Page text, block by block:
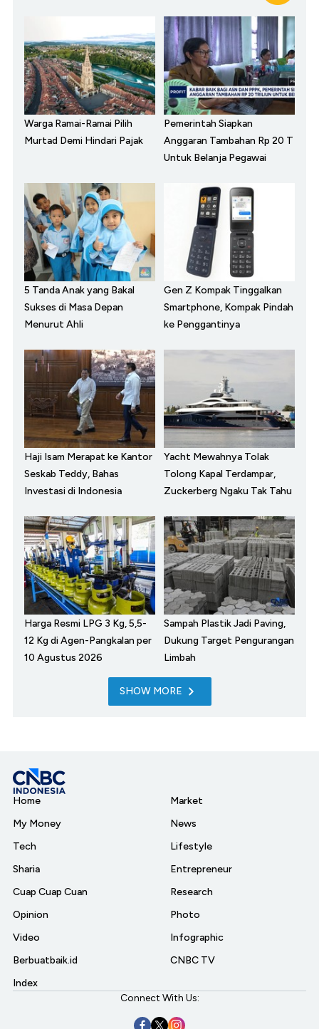
Warga Ramai-Ramai Pilih
Murtad Demi Hindari Pajak
Pemerintah Siapkan
Anggaran Tambahan Rp 20 T
Untuk Belanja Pegawai
5 Tanda Anak yang Bakal
Sukses di Masa Depan
Menurut Ahli
Gen Z Kompak Tinggalkan
Smartphone, Kompak Pindah
ke Penggantinya
Haji Isam Merapat ke Kantor
Seskab Teddy, Bahas
Investasi di Indonesia
Yacht Mewahnya Tolak
Tolong Kapal Terdampar,
Zuckerberg Ngaku Tak Tahu
Harga Resmi LPG 3 Kg, 5,5-
12 Kg di Agen-Pangkalan per
10 Agustus 2026
Sampah Plastik Jadi Paving,
Dukung Target Pengurangan
Limbah
SHOW MORE
Home
My Money
Tech
Sharia
Cuap Cuap Cuan
Opinion
Video
Berbuatbaik.id
Index
Market
News
Lifestyle
Entrepreneur
Research
Photo
Infographic
CNBC TV
Connect With Us: